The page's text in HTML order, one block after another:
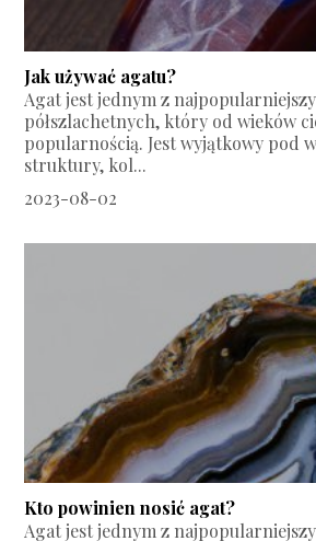
Jak używać agatu?
Agat jest jednym z
półszlachetnych, który od wieków
popularnością. Jest wyjątkowy pod
struktury, kol...
2023-08-02
Kto powinien nosić agat?
Agat jest jednym z